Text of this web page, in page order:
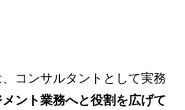
コンサルタントとして実務
ント業務へと役割を広げて